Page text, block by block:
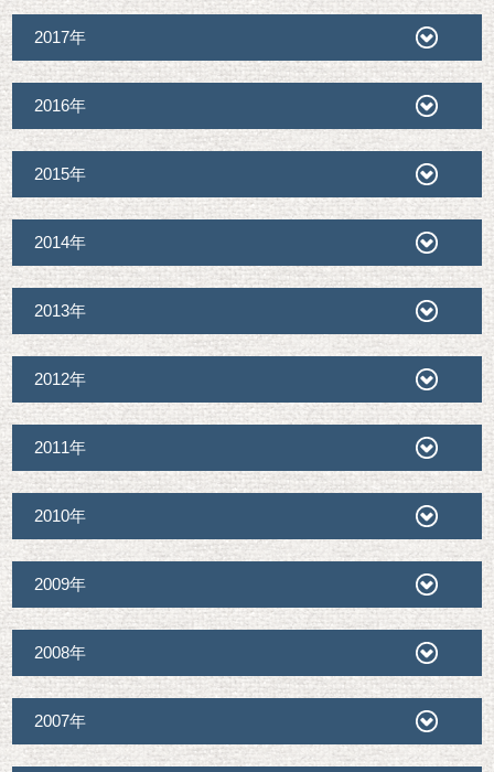
2017年
2016年
2015年
2014年
2013年
2012年
2011年
2010年
2009年
2008年
2007年